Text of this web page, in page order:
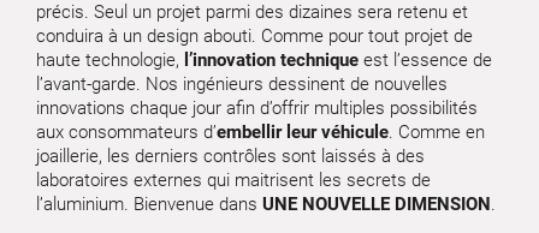
précis. Seul un projet parmi des dizaines sera retenu et
conduira à un design abouti. Comme pour tout projet de
haute technologie, l’innovation technique est l’essence de
l’avant-garde. Nos ingénieurs dessinent de nouvelles
innovations chaque jour afin d’offrir multiples possibilités
aux consommateurs d’embellir leur véhicule. Comme en
joaillerie, les derniers contrôles sont laissés à des
laboratoires externes qui maitrisent les secrets de
l’aluminium. Bienvenue dans UNE NOUVELLE DIMENSION.